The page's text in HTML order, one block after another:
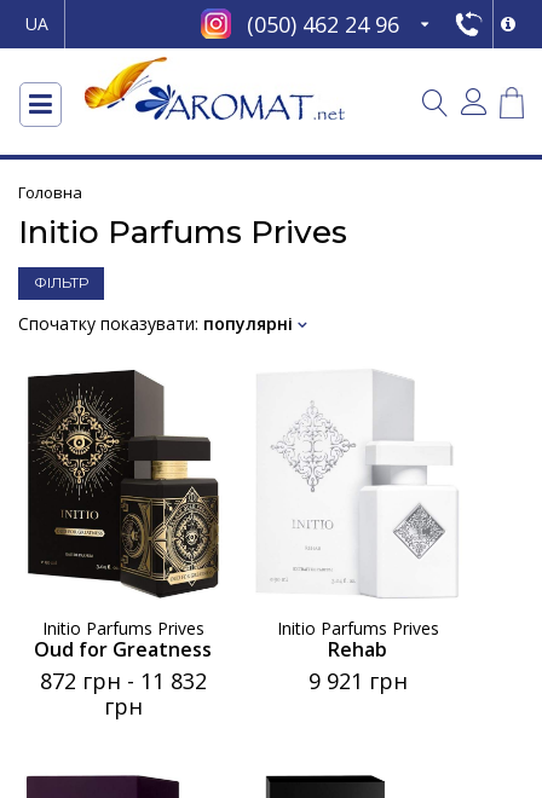
UA (050) 462 24 96
Головна
Initio Parfums Prives
ФІЛЬТР
Спочатку показувати: популярні
Initio Parfums Prives
Oud for Greatness
872 грн - 11 832
грн
Initio Parfums Prives
Rehab
9 921 грн